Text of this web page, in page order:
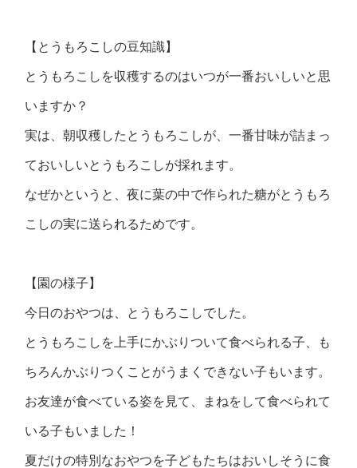
【とうもろこしの豆知識】
とうもろこしを収穫するのはいつが一番おいしいと思
いますか？
実は、朝収穫したとうもろこしが、一番甘味が詰まっ
ておいしいとうもろこしが採れます。
なぜかというと、夜に葉の中で作られた糖がとうもろ
こしの実に送られるためです。
【園の様子】
今日のおやつは、とうもろこしでした。
とうもろこしを上手にかぶりついて食べられる子、も
ちろんかぶりつくことがうまくできない子もいます。
お友達が食べている姿を見て、まねをして食べられて
いる子もいました！
夏だけの特別なおやつを子どもたちはおいしそうに食